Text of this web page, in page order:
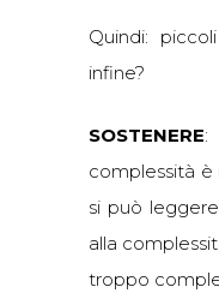
Quindi:
infine?
SOSTENERE:
complessità è
si può
alla
troppo